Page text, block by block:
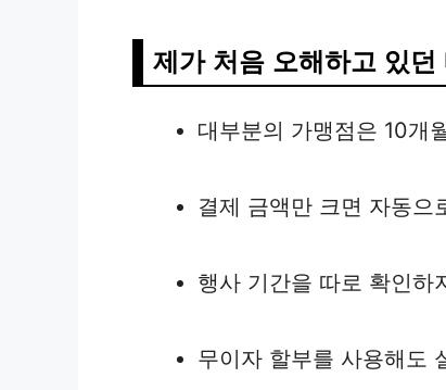
제가 처음 오해하고 있던
대부분의 가맹점은 10개
결제 금액만 크면 자동으
행사 기간을 따로 확인하
무이자 할부를 사용해도